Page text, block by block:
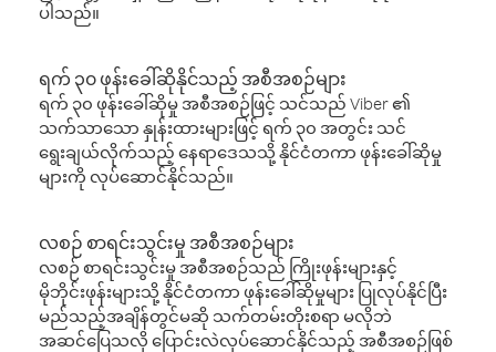
ပါသည်။
ရက် ၃၀ ဖုန်းခေါ်ဆိုနိုင်သည့် အစီအစဉ်များ
ရက် ၃၀ ဖုန်းခေါ်ဆိုမှု အစီအစဉ်ဖြင့် သင်သည် Viber ၏
သက်သာသော နှုန်းထားများဖြင့် ရက် ၃၀ အတွင်း သင်
ရွေးချယ်လိုက်သည့် နေရာဒေသသို့ နိုင်ငံတကာ ဖုန်းခေါ်ဆိုမှု
များကို လုပ်ဆောင်နိုင်သည်။
လစဉ် စာရင်းသွင်းမှု အစီအစဉ်များ
လစဉ် စာရင်းသွင်းမှု အစီအစဉ်သည် ကြိုးဖုန်းများနှင့်
မိုဘိုင်းဖုန်းများသို့ နိုင်ငံတကာ ဖုန်းခေါ်ဆိုမှုများ ပြုလုပ်နိုင်ပြီး
မည်သည့်အချိန်တွင်မဆို သက်တမ်းတိုးစရာ မလိုဘဲ
အဆင်ပြေသလို ပြောင်းလဲလုပ်ဆောင်နိုင်သည့် အစီအစဉ်ဖြစ်